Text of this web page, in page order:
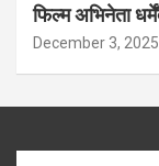
फिल्म अभिनेता
December 3, 2025